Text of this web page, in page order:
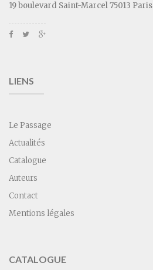
19 boulevard Saint-Marcel 75013 Paris
LIENS
Le Passage
Actualités
Catalogue
Auteurs
Contact
Mentions légales
CATALOGUE